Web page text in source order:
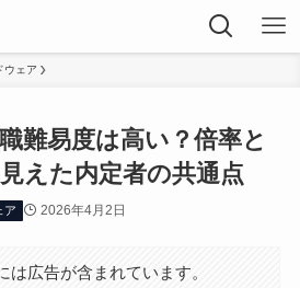
ウェア
難易度は高い？倍率と
えた内定者の共通点
ア 2026年4月2日
は広告が含まれています。